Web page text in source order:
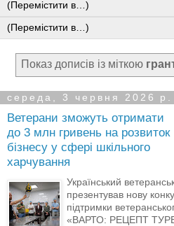
Показ дописів із міткою
середа, 3 червня 2026 р.
Ветерани зможуть отримати
до 3 млн гривень на розвиток
бізнесу у сфері шкільного
харчування
Український
презентував нову
підтримки
«ВАРТО: РЕЦЕПТ